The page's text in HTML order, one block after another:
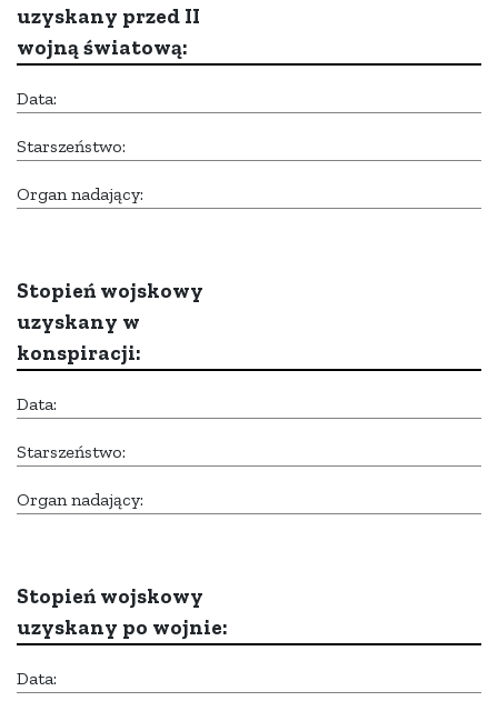
uzyskany przed II
wojną światową:
Data:
Starszeństwo:
Organ nadający:
Stopień wojskowy
uzyskany w
konspiracji:
Data:
Starszeństwo:
Organ nadający:
Stopień wojskowy
uzyskany po wojnie:
Data: